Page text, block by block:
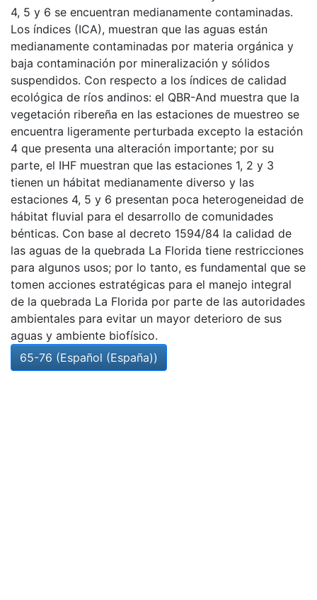
4, 5 y 6 se encuentran medianamente contaminadas.
Los índices (ICA), muestran que las aguas están
medianamente contaminadas por materia orgánica y
baja contaminación por mineralización y sólidos
suspendidos. Con respecto a los índices de calidad
ecológica de ríos andinos: el QBR-And muestra que la
vegetación ribereña en las estaciones de muestreo se
encuentra ligeramente perturbada excepto la estación
4 que presenta una alteración importante; por su
parte, el IHF muestran que las estaciones 1, 2 y 3
tienen un hábitat medianamente diverso y las
estaciones 4, 5 y 6 presentan poca heterogeneidad de
hábitat fluvial para el desarrollo de comunidades
bénticas. Con base al decreto 1594/84 la calidad de
las aguas de la quebrada La Florida tiene restricciones
para algunos usos; por lo tanto, es fundamental que se
tomen acciones estratégicas para el manejo integral
de la quebrada La Florida por parte de las autoridades
ambientales para evitar un mayor deterioro de sus
aguas y ambiente biofísico.
65-76 (Español (España))